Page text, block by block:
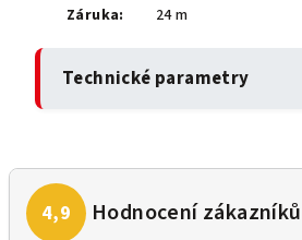
Záruka:
24 m
Technické parametry